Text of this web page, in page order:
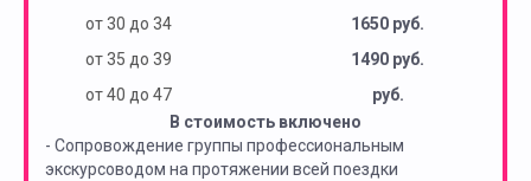
от 30 до 34
1650 руб.
от 35 до 39
1490 руб.
от 40 до 47
руб.
В стоимость включено
- Сопровождение группы профессиональным
экскурсоводом на протяжении всей поездки